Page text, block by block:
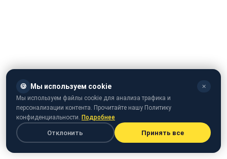
🍪 Мы используем cookie ✕
Мы используем файлы cookie для анализа трафика и
персонализации контента. Прочитайте нашу Политику
конфиденциальности. Подробнее
Отклонить Принять все